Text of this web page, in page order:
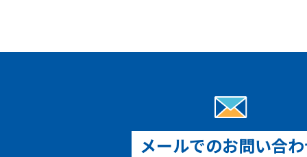
メールでのお問い合